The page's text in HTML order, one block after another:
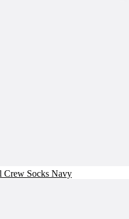
Socks Navy